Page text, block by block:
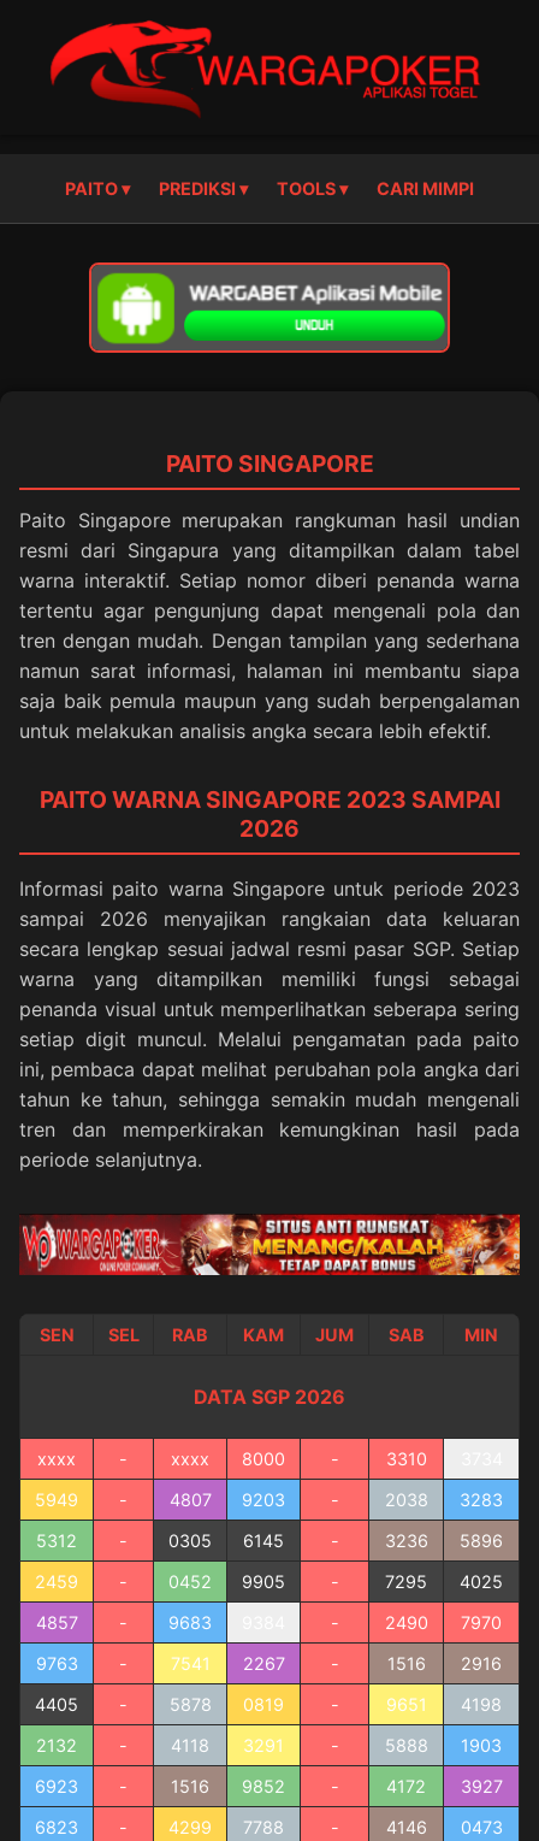
PAITO ▾ PREDIKSI ▾ TOOLS ▾ CARI MIMPI
PAITO SINGAPORE
Paito Singapore merupakan rangkuman hasil undian
resmi dari Singapura yang ditampilkan dalam tabel
warna interaktif. Setiap nomor diberi penanda warna
tertentu agar pengunjung dapat mengenali pola dan
tren dengan mudah. Dengan tampilan yang sederhana
namun sarat informasi, halaman ini membantu siapa
saja baik pemula maupun yang sudah berpengalaman
untuk melakukan analisis angka secara lebih efektif.
PAITO WARNA SINGAPORE 2023 SAMPAI
2026
Informasi paito warna Singapore untuk periode 2023
sampai 2026 menyajikan rangkaian data keluaran
secara lengkap sesuai jadwal resmi pasar SGP. Setiap
warna yang ditampilkan memiliki fungsi sebagai
penanda visual untuk memperlihatkan seberapa sering
setiap digit muncul. Melalui pengamatan pada paito
ini, pembaca dapat melihat perubahan pola angka dari
tahun ke tahun, sehingga semakin mudah mengenali
tren dan memperkirakan kemungkinan hasil pada
periode selanjutnya.
SEN SEL RAB KAM JUM SAB MIN
DATA SGP 2026
xxxx - xxxx 8000 - 3310
5949
- 4807 9203 - 2038
3283
5312
- 0305 6145 - 3236
5896
2459
- 0452 9905 - 7295
4025
4857
- 9683 - 2490
7970
9763
- 7541 2267 - 1516
2916
4405
- 5878 0819 - 9651
4198
2132
- 4118 3291 - 5888
1903
6923
- 1516 9852 - 4172
3927
6823
- 4299 7788 - 4146
0473